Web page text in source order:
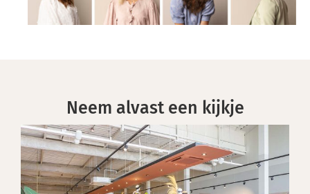
Neem alvast een kijkje